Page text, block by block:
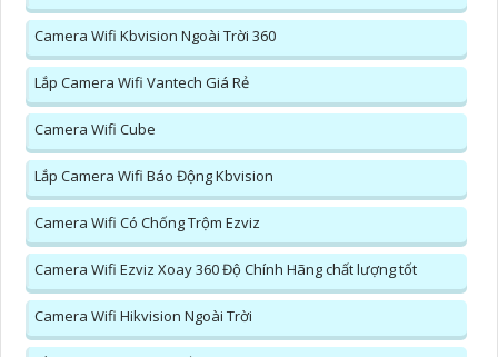
Camera Wifi Kbvision Ngoài Trời 360
Lắp Camera Wifi Vantech Giá Rẻ
Camera Wifi Cube
Lắp Camera Wifi Báo Động Kbvision
Camera Wifi Có Chống Trộm Ezviz
Camera Wifi Ezviz Xoay 360 Độ Chính Hãng chất lượng tốt
Camera Wifi Hikvision Ngoài Trời